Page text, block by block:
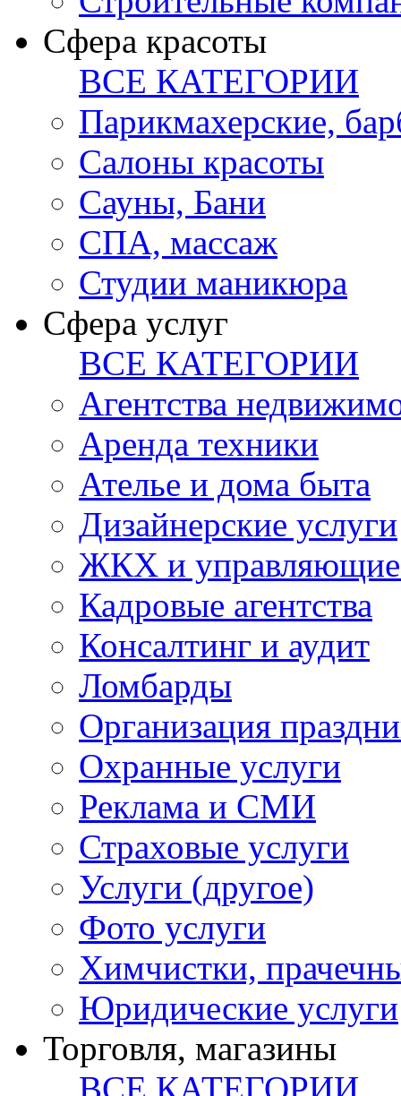
Сфера красоты
ВСЕ КАТЕГОРИИ
Парикмахерские,
Салоны красоты
Сауны, Бани
СПА, массаж
Студии маникюра
Сфера услуг
ВСЕ КАТЕГОРИИ
Агентства
Аренда техники
Ателье и дома быта
Дизайнерские услуги
ЖКХ и управляющие
Кадровые агентства
Консалтинг и аудит
Ломбарды
Организация
Охранные услуги
Реклама и СМИ
Страховые услуги
Услуги (другое)
Фото услуги
Химчистки,
Юридические услуги
Торговля, магазины